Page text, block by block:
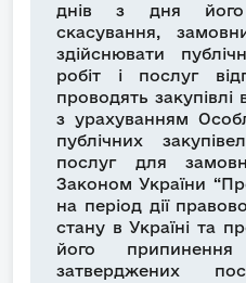
днів з дня його
скасування,
здійснювати
робіт і послуг
проводять закупівлі
з урахуванням
публічних
послуг для
Законом України
на період дії
стану в Україні та
його
затверджених